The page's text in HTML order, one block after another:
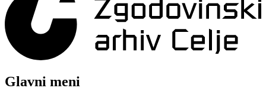
Glavni meni